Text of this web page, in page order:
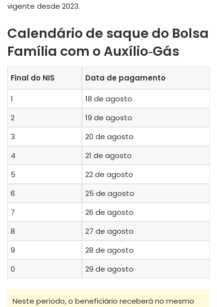
vigente desde 2023.
Calendário de saque do Bolsa
Família com o Auxílio‑Gás
Final do NIS Data de pagamento
1
18 de agosto
2
19 de agosto
3
20 de agosto
4
21 de agosto
5
22 de agosto
6
25 de agosto
7
26 de agosto
8
27 de agosto
9
28 de agosto
0
29 de agosto
Neste período, o beneficiário receberá no mesmo